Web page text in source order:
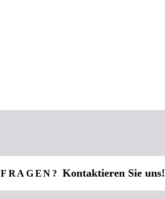
FRAGEN?Kontaktieren Sie uns!